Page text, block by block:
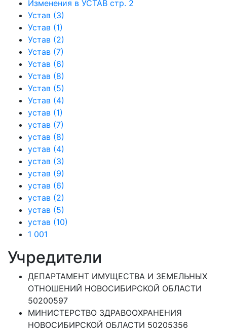
Изменения в УСТАВ стр. 2
Устав (3)
Устав (1)
Устав (2)
Устав (7)
Устав (6)
Устав (8)
Устав (5)
Устав (4)
устав (1)
устав (7)
устав (8)
устав (4)
устав (3)
устав (9)
устав (6)
устав (2)
устав (5)
устав (10)
1 001
Учредители
ДЕПАРТАМЕНТ ИМУЩЕСТВА И ЗЕМЕЛЬНЫХ
ОТНОШЕНИЙ НОВОСИБИРСКОЙ ОБЛАСТИ
50200597
МИНИСТЕРСТВО ЗДРАВООХРАНЕНИЯ
НОВОСИБИРСКОЙ ОБЛАСТИ 50205356